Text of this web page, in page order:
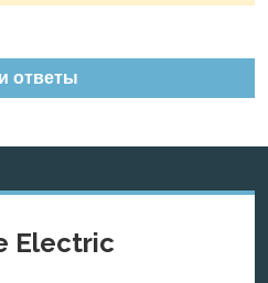
ответы
Electric